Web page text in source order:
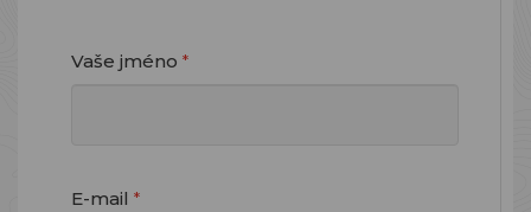
Vaše jméno *
E-mail *